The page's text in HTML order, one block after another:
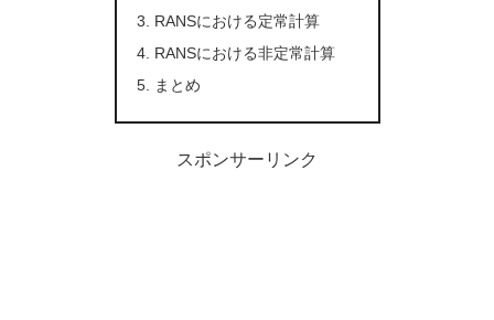
RANSにおける定常計算
RANSにおける非定常計算
まとめ
スポンサーリンク